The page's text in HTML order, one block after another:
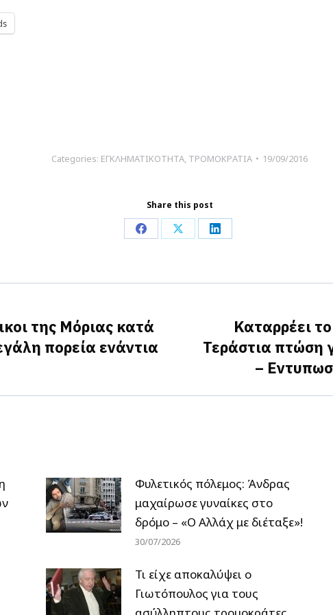
Categories: ΕΓΚΛΗΜΑΤΙΚΟΤΗΤΑ, ΤΡΟΜΟΚΡΑΤΙΑ 19/09/2016
Share this post
Share
Facebook
Share
X
Share
LinkedIn
της Μόριας κατά
πορεία ενάντια
Next
Καταρρέει
Τεράστια πτώση
–
Φυλετικός πόλεμος: Άνδρας
μαχαίρωσε γυναίκες στο
δρόμο – «Ο Αλλάχ με διέταξε»!
30/07/2026
Τι είχε αποκαλύψει ο
Γιωτόπουλος για τους